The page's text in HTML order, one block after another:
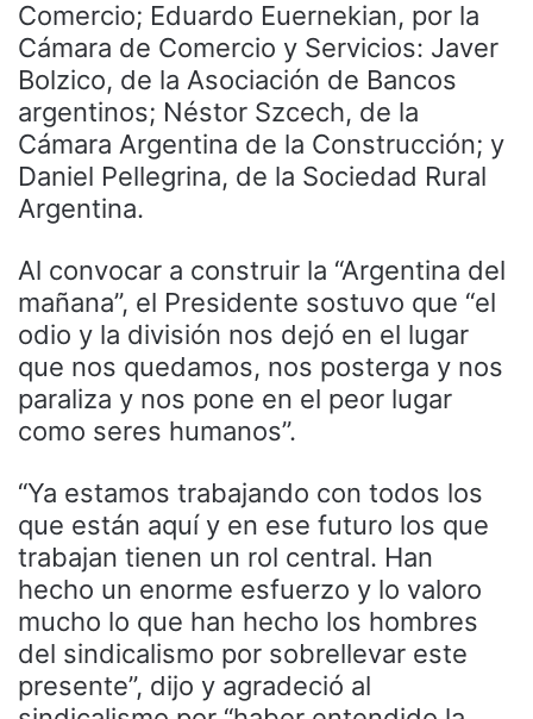
Comercio; Eduardo Euernekian, por la
Cámara de Comercio y Servicios: Javer
Bolzico, de la Asociación de Bancos
argentinos; Néstor Szcech, de la
Cámara Argentina de la Construcción; y
Daniel Pellegrina, de la Sociedad Rural
Argentina.
Al convocar a construir la “Argentina del
mañana”, el Presidente sostuvo que “el
odio y la división nos dejó en el lugar
que nos quedamos, nos posterga y nos
paraliza y nos pone en el peor lugar
como seres humanos”.
“Ya estamos trabajando con todos los
que están aquí y en ese futuro los que
trabajan tienen un rol central. Han
hecho un enorme esfuerzo y lo valoro
mucho lo que han hecho los hombres
del sindicalismo por sobrellevar este
presente”, dijo y agradeció al